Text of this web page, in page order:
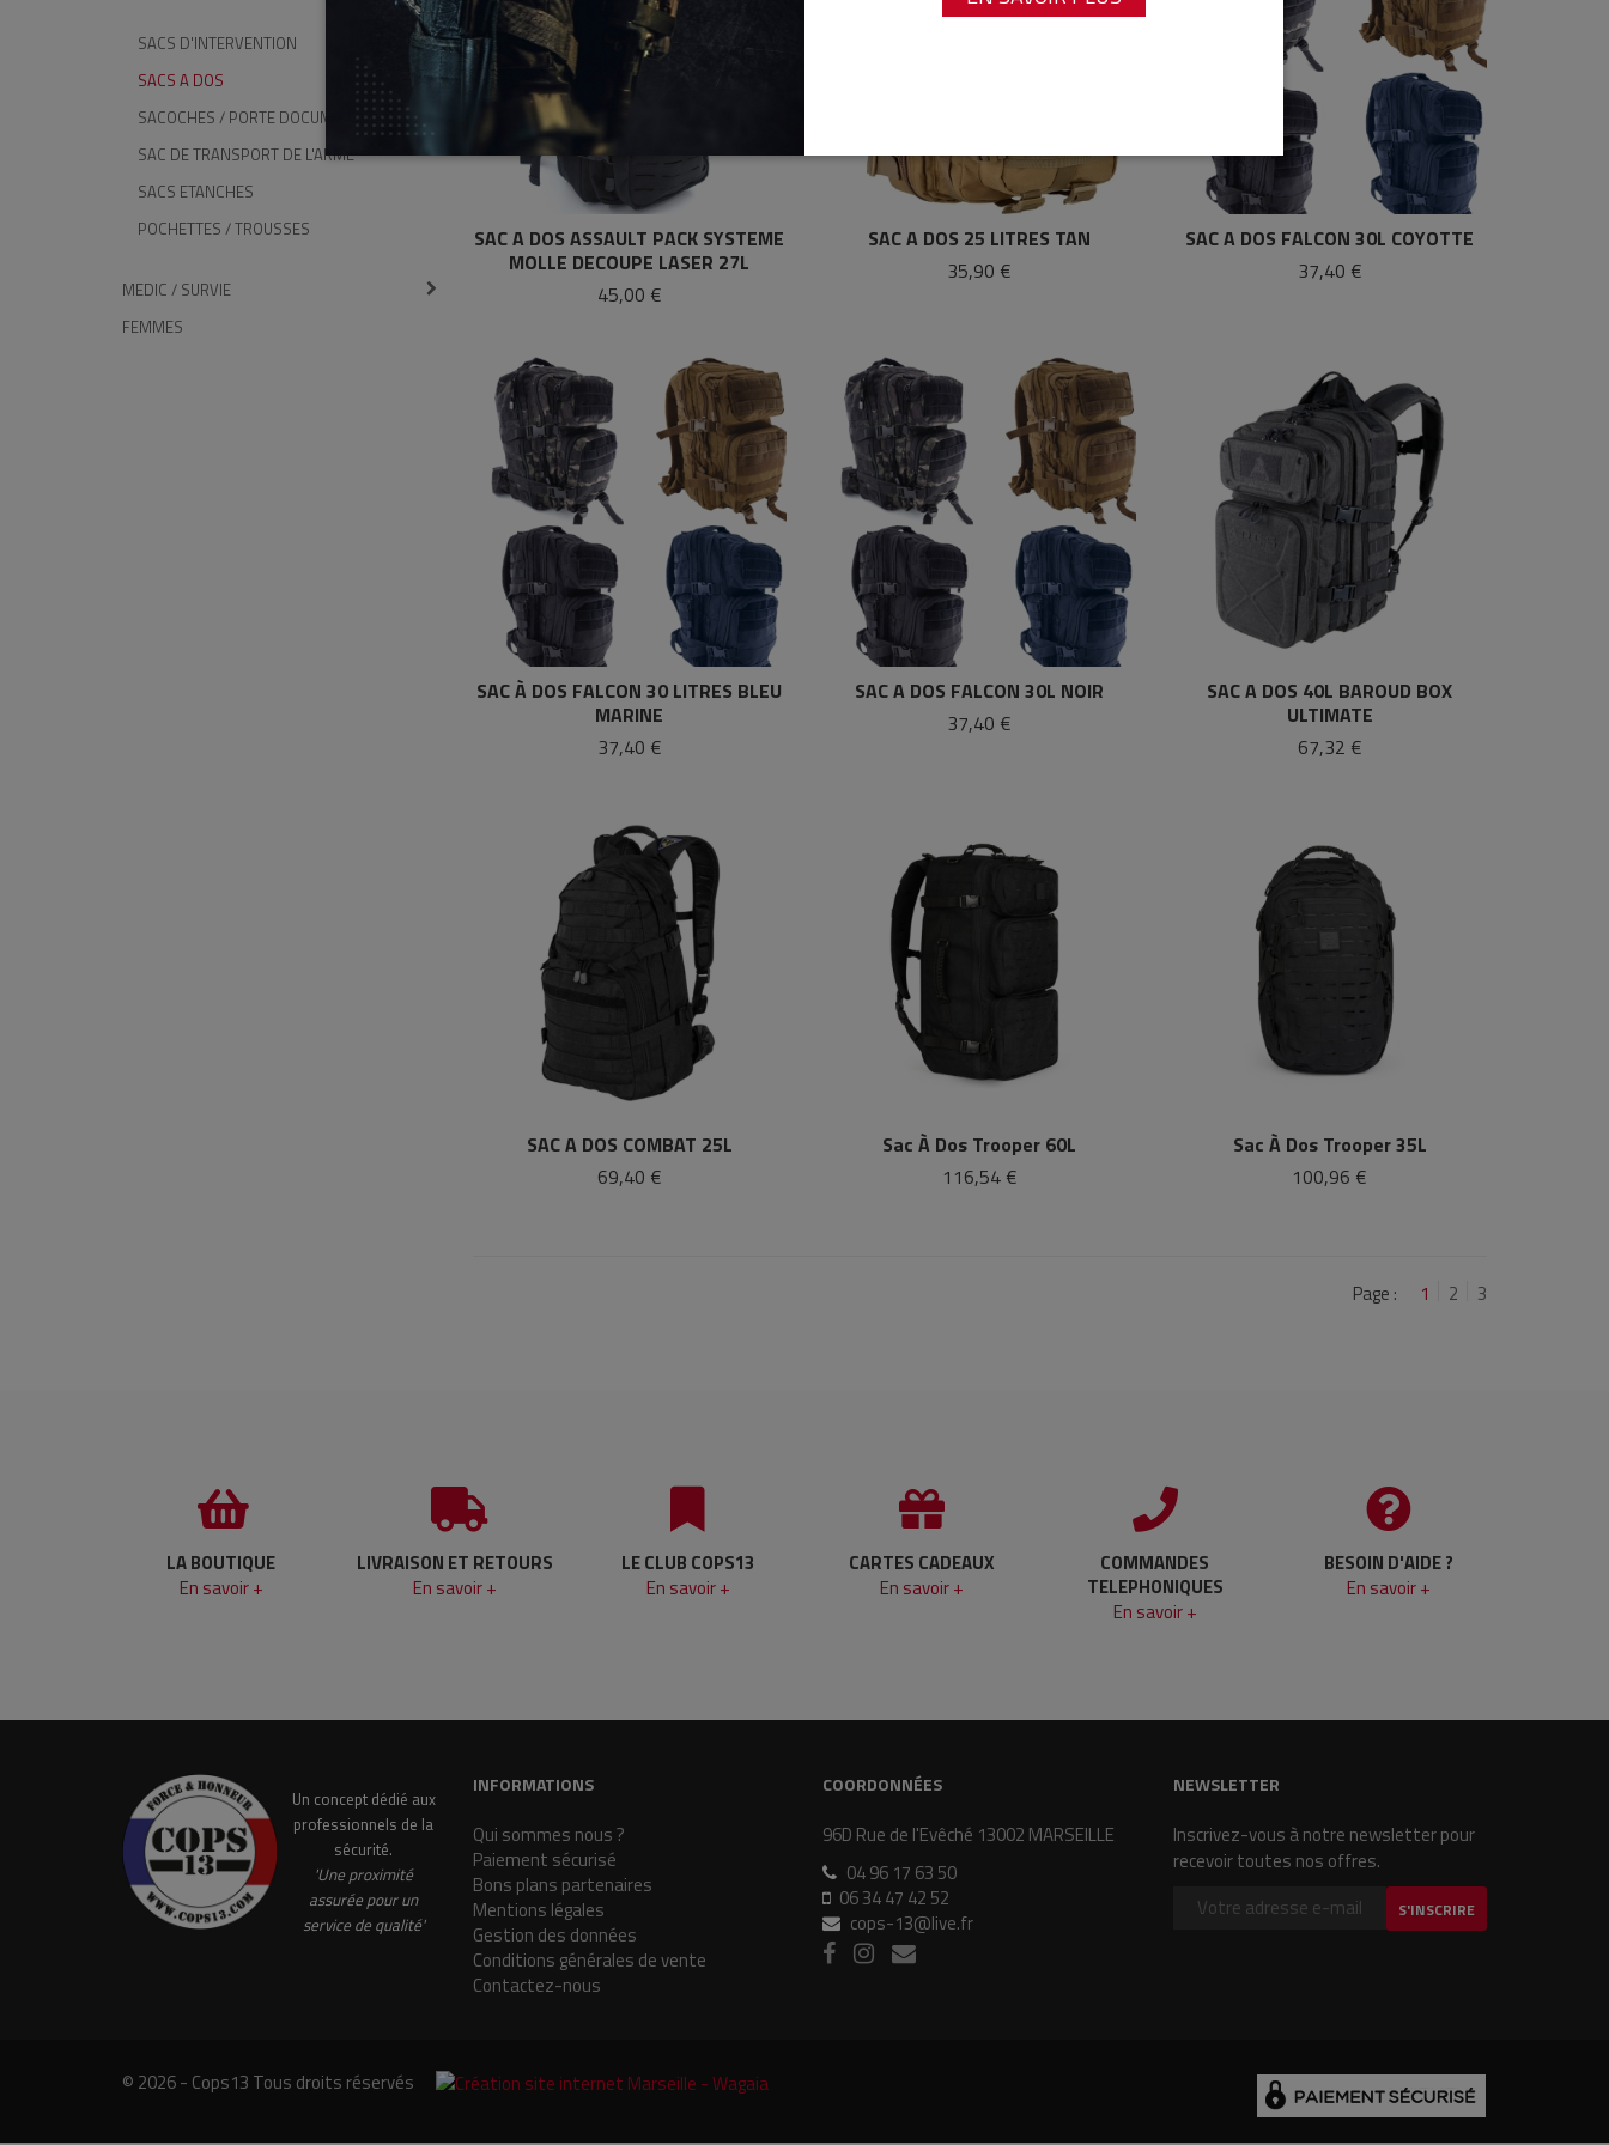
SACS D'INTERVENTION
SACS A DOS
SACOCHES / PORTE DOCUMENTS
SAC DE TRANSPORT DE L'ARME
SACS ETANCHES
POCHETTES / TROUSSES
MEDIC / SURVIE
FEMMES
SAC A DOS ASSAULT PACK SYSTEME
MOLLE DECOUPE LASER 27L
45,00 €
SAC A DOS 25 LITRES TAN
35,90 €
SAC A DOS FALCON 30L COYOTTE
37,40 €
SAC À DOS FALCON 30 LITRES BLEU
MARINE
37,40 €
SAC A DOS FALCON 30L NOIR
37,40 €
SAC A DOS 40L BAROUD BOX
ULTIMATE
67,32 €
SAC A DOS COMBAT 25L
69,40 €
Sac À Dos Trooper 60L
116,54 €
Sac À Dos Trooper 35L
100,96 €
Page : 1 2 3
LA BOUTIQUE
En savoir +
LIVRAISON ET RETOURS
En savoir +
LE CLUB COPS13
En savoir +
CARTES CADEAUX
En savoir +
COMMANDES
TELEPHONIQUES
En savoir +
BESOIN D'AIDE ?
En savoir +
Un concept dédié aux
professionnels de la
sécurité.
'Une proximité
assurée pour un
service de qualité'
INFORMATIONS
Qui sommes nous ?
Paiement sécurisé
Bons plans partenaires
Mentions légales
Gestion des données
Conditions générales de vente
Contactez-nous
COORDONNÉES
96D Rue de l'Evêché 13002 MARSEILLE
04 96 17 63 50
06 34 47 42 52
cops-13@live.fr
NEWSLETTER
Inscrivez-vous à notre newsletter pour
recevoir toutes nos offres.
S'INSCRIRE
© 2026 - Cops13 Tous droits réservés